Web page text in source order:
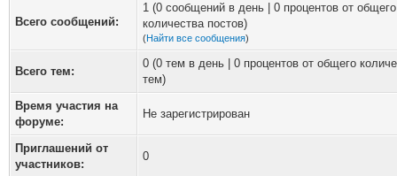
Всего сообщений:
1 (0 сообщений в день | 0 процентов от общего
количества постов)
(Найти все сообщения)
Всего тем:
0 (0 тем в день | 0 процентов от общего
тем)
Время участия на
форуме:
Не зарегистрирован
Приглашений от
участников:
0